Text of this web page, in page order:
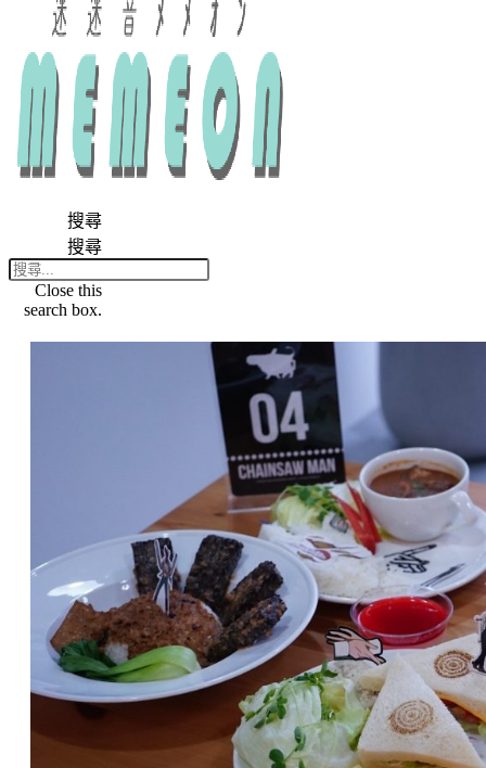
搜尋
搜尋
Close this
search box.